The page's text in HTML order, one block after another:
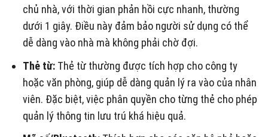
chủ nhà, với thời gian phản hồi cực nhanh, thường
dưới 1 giây. Điều này đảm bảo người sử dụng có thể
dễ dàng vào nhà mà không phải chờ đợi.
Thẻ từ: Thẻ từ thường được tích hợp cho công ty
hoặc văn phòng, giúp dễ dàng quản lý ra vào của nhân
viên. Đặc biệt, việc phân quyền cho từng thẻ cho phép
quản lý thông tin lưu trú khá hiệu quả.